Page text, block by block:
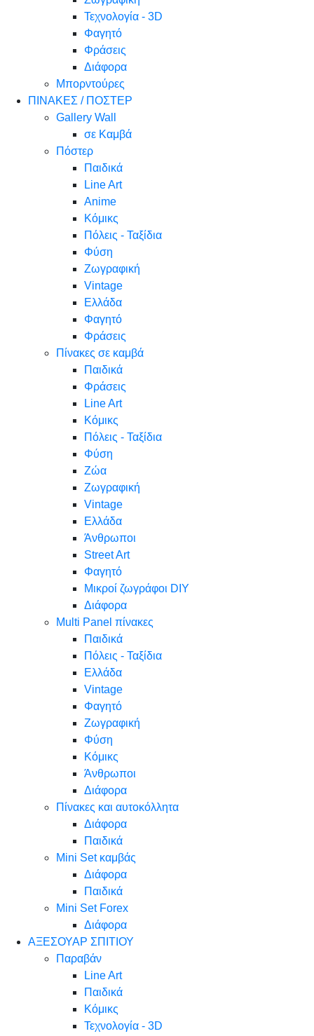
Τεχνολογία - 3D
Φαγητό
Φράσεις
Διάφορα
Μπορντούρες
ΠΙΝΑΚΕΣ / ΠΟΣΤΕΡ
Gallery Wall
σε Καμβά
Πόστερ
Παιδικά
Line Art
Anime
Κόμικς
Πόλεις - Ταξίδια
Φύση
Ζωγραφική
Vintage
Ελλάδα
Φαγητό
Φράσεις
Πίνακες σε καμβά
Παιδικά
Φράσεις
Line Art
Κόμικς
Πόλεις - Ταξίδια
Φύση
Ζώα
Ζωγραφική
Vintage
Ελλάδα
Άνθρωποι
Street Art
Φαγητό
Μικροί ζωγράφοι DIY
Διάφορα
Multi Panel πίνακες
Παιδικά
Πόλεις - Ταξίδια
Ελλάδα
Vintage
Φαγητό
Ζωγραφική
Φύση
Κόμικς
Άνθρωποι
Διάφορα
Πίνακες και αυτοκόλλητα
Διάφορα
Παιδικά
Mini Set καμβάς
Διάφορα
Παιδικά
Mini Set Forex
Διάφορα
ΑΞΕΣΟΥΑΡ ΣΠΙΤΙΟΥ
Παραβάν
Line Art
Παιδικά
Κόμικς
Τεχνολογία - 3D